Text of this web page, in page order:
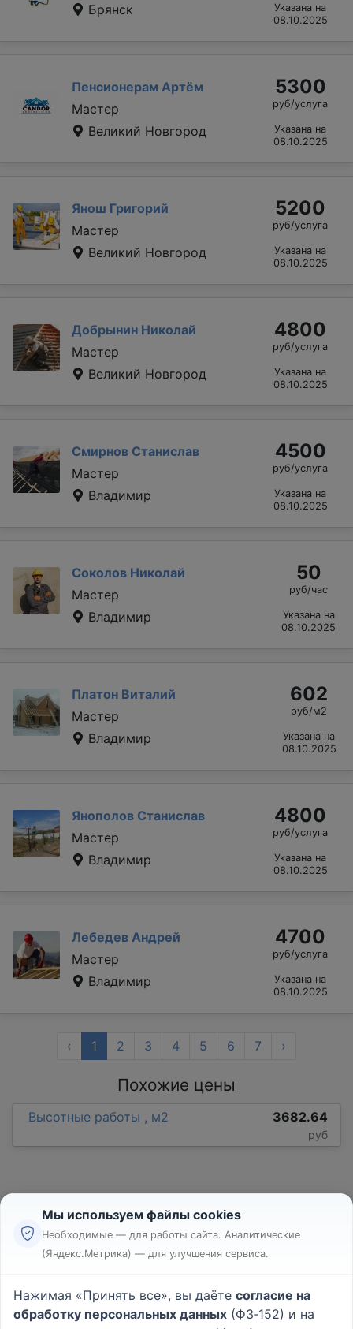
Брянск
Указана на
08.10.2025
Пенсионерам Артём
Мастер
Великий Новгород
5300
руб/услуга
Указана на
08.10.2025
Янош Григорий
Мастер
Великий Новгород
5200
руб/услуга
Указана на
08.10.2025
Добрынин Николай
Мастер
Великий Новгород
4800
руб/услуга
Указана на
08.10.2025
Смирнов Станислав
Мастер
Владимир
4500
руб/услуга
Указана на
08.10.2025
Соколов Николай
Мастер
Владимир
50
руб/час
Указана на
08.10.2025
Платон Виталий
Мастер
Владимир
602
руб/м2
Указана на
08.10.2025
Янополов Станислав
Мастер
Владимир
4800
руб/услуга
Указана на
08.10.2025
Лебедев Андрей
Мастер
Владимир
4700
руб/услуга
Указана на
08.10.2025
‹ 1 2 3 4 5 6 7 ›
Похожие цены
Высотные работы , м2 3682.64
руб
Реклама
Пользовательское соглашение
Политика конфиденциальности
Мы используем файлы cookies
Необходимые — для работы сайта. Аналитические
(Яндекс.Метрика) — для улучшения сервиса.
Нажимая «Принять все», вы даёте согласие на
обработку персональных данных (ФЗ‑152) и на